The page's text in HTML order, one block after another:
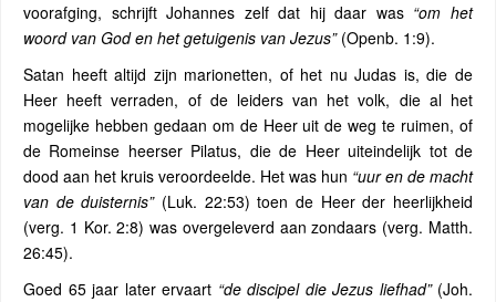
voorafging, schrijft Johannes zelf dat hij daar was “om het
woord van God en het getuigenis van Jezus”(Openb. 1:9).
Satan heeft altijd zijn marionetten, of het nu Judas is, die de
Heer heeft verraden, of de leiders van het volk, die al het
mogelijke hebben gedaan om de Heer uit de weg te ruimen, of
de Romeinse heerser Pilatus, die de Heer uiteindelijk tot de
dood aan het kruis veroordeelde. Het was hun “uur en de macht
van de duisternis”(Luk. 22:53) toen de Heer der heerlijkheid
(verg. 1 Kor. 2:8) was overgeleverd aan zondaars (verg. Matth.
26:45).
Goed 65 jaar later ervaart “de discipel die Jezus liefhad”(Joh.